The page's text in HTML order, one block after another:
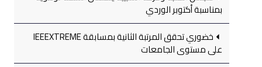
بمناسبة أكتوبر الوردي
خضوري تحقق المرتبة الثانية بمسابقة IEEEXTREME
على مستوى الجامعات